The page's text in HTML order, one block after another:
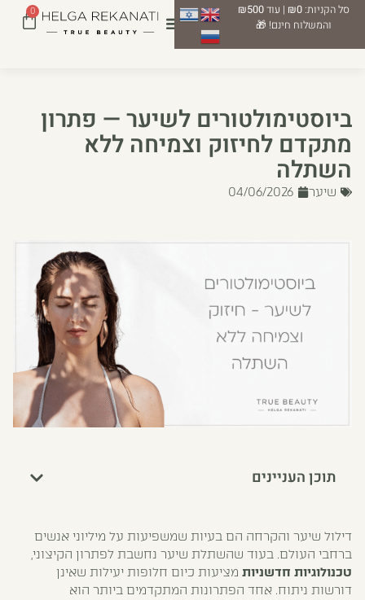
סל הקניות:₪0 | עוד₪500
והמשלוח חינם! 🎁
0
ביוסטימולטורים לשיער — פתרון
מתקדם לחיזוק וצמיחה ללא
השתלה
שיער 04/06/2026
תוכן העניינים
דילול שיער והקרחה הם בעיות שמשפיעות על מיליוני אנשים
ברחבי העולם. בעוד שהשתלת שיער נחשבת לפתרון הקיצוני,
טכנולוגיות חדשניות מציעות כיום חלופות יעילות שאינן
דורשות ניתוח. אחד הפתרונות המתקדמים ביותר הוא